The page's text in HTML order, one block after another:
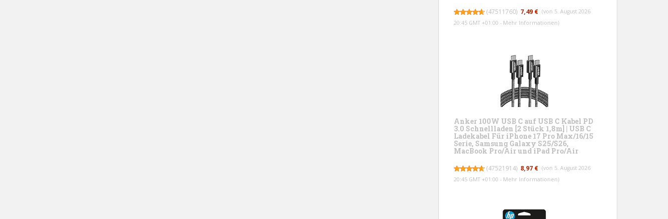
(47511760) 7,49 € (von 5. August 2026
20:45 GMT +01:00 - Mehr Informationen)
Anker 100W USB C auf USB C Kabel PD
3.0 Schnellladen [2 Stück 1,8m] | USB C
Ladekabel Für iPhone 17 Pro Max/16/15
Serie, Samsung Galaxy S25/S26,
MacBook Pro/Air und iPad Pro/Air
(47521914) 8,97 € (von 5. August 2026
20:45 GMT +01:00 - Mehr Informationen)